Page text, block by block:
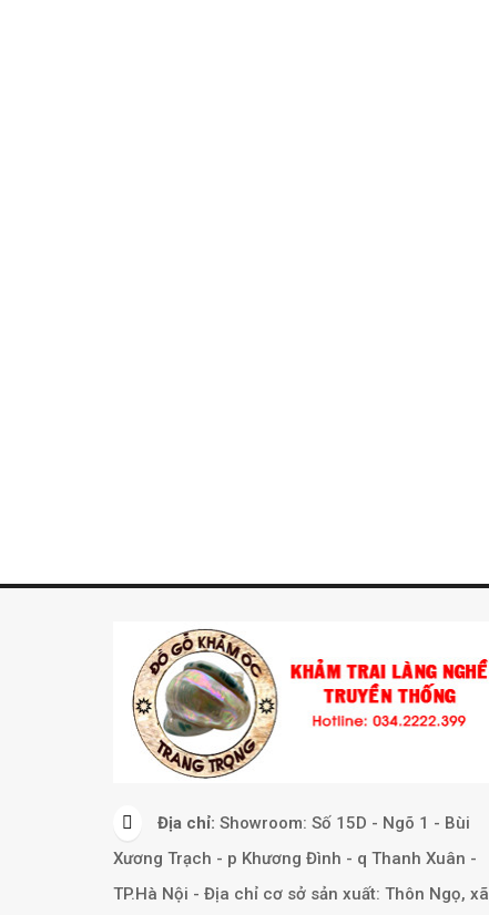
Địa chỉ: Showroom: Số 15D - Ngõ 1 - Bùi
Xương Trạch - p Khương Đình - q Thanh Xuân -
TP.Hà Nội - Địa chỉ cơ sở sản xuất: Thôn Ngọ, xã